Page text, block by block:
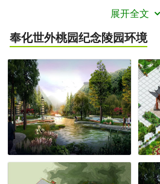
样，有龙凤墓、估价墓、亭子墓
价。公墓实行全天候工作制度，
展开全文
奉化世外桃园纪念陵园环境